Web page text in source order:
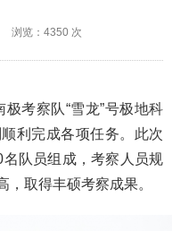
浏览：4350 次
考察队“雪龙”号极地科
利完成各项任务。此次
队员组成，考察人员规
取得丰硕考察成果。